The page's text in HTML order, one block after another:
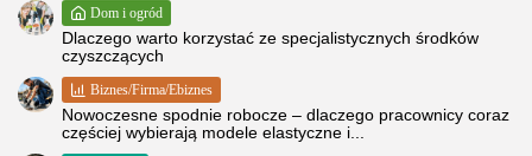
Dom i ogród
Dlaczego warto korzystać ze specjalistycznych środków
czyszczących
Biznes/Firma/Ebiznes
Nowoczesne spodnie robocze – dlaczego pracownicy coraz
częściej wybierają modele elastyczne i...